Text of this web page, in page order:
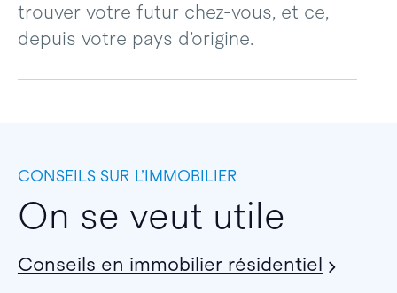
trouver votre futur chez-vous, et ce,
depuis votre pays d’origine.
CONSEILS SUR L’IMMOBILIER
On se veut utile
Conseils en immobilier résidentiel